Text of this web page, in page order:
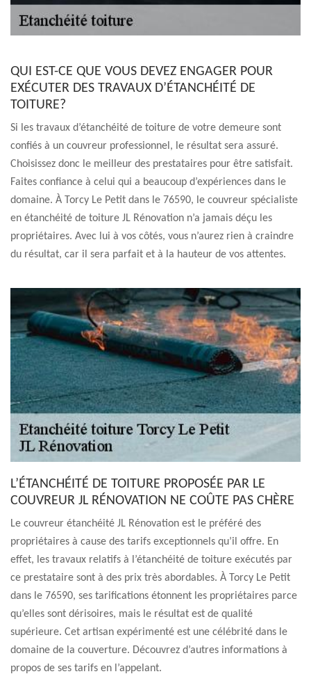
QUI EST-CE QUE VOUS DEVEZ ENGAGER POUR
EXÉCUTER DES TRAVAUX D’ÉTANCHÉITÉ DE
TOITURE?
Si les travaux d’étanchéité de toiture de votre demeure sont
confiés à un couvreur professionnel, le résultat sera assuré.
Choisissez donc le meilleur des prestataires pour être satisfait.
Faites confiance à celui qui a beaucoup d’expériences dans le
domaine. À Torcy Le Petit dans le 76590, le couvreur spécialiste
en étanchéité de toiture JL Rénovation n’a jamais déçu les
propriétaires. Avec lui à vos côtés, vous n’aurez rien à craindre
du résultat, car il sera parfait et à la hauteur de vos attentes.
L’ÉTANCHÉITÉ DE TOITURE PROPOSÉE PAR LE
COUVREUR JL RÉNOVATION NE COÛTE PAS CHÈRE
Le couvreur étanchéité JL Rénovation est le préféré des
propriétaires à cause des tarifs exceptionnels qu’il offre. En
effet, les travaux relatifs à l’étanchéité de toiture exécutés par
ce prestataire sont à des prix très abordables. À Torcy Le Petit
dans le 76590, ses tarifications étonnent les propriétaires parce
qu’elles sont dérisoires, mais le résultat est de qualité
supérieure. Cet artisan expérimenté est une célébrité dans le
domaine de la couverture. Découvrez d’autres informations à
propos de ses tarifs en l’appelant.